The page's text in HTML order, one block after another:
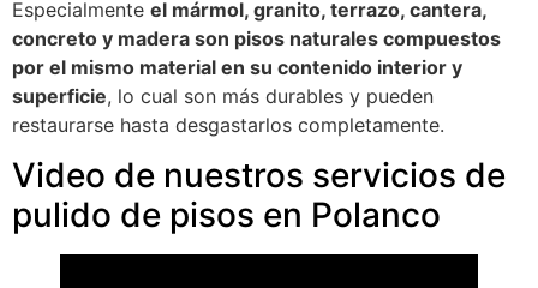
Especialmente el mármol, granito, terrazo, cantera,
concreto y madera son pisos naturales compuestos
por el mismo material en su contenido interior y
superficie, lo cual son más durables y pueden
restaurarse hasta desgastarlos completamente.
Video de nuestros servicios de
pulido de pisos en Polanco